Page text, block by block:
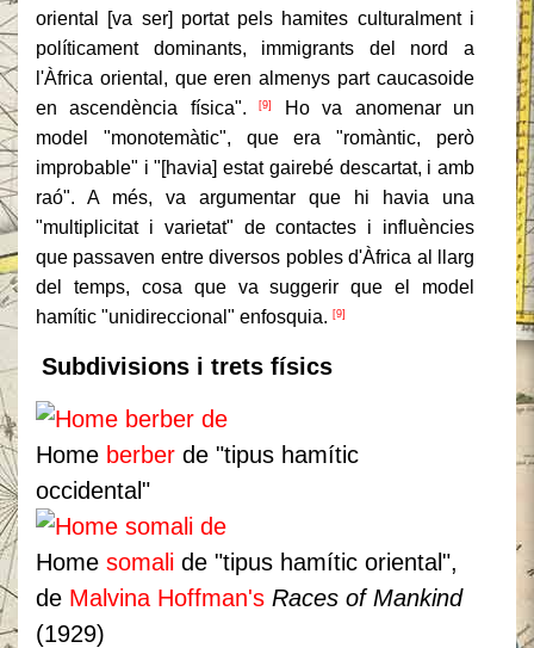
oriental [va ser] portat pels hamites culturalment i
políticament dominants, immigrants del nord a
l'Àfrica oriental, que eren almenys part caucasoide
en ascendència física".[9]
Ho va anomenar un
model "monotemàtic", que era "romàntic, però
improbable" i "[havia] estat gairebé descartat, i amb
raó". A més, va argumentar que hi havia una
"multiplicitat i varietat" de contactes i influències
que passaven entre diversos pobles d'Àfrica al llarg
del temps, cosa que va suggerir que el model
hamític "unidireccional" enfosquia. [9]
Subdivisions i trets físics
Home berber de "tipus hamític
occidental"
Home somali de "tipus hamític oriental",
de Malvina Hoffman's Races of Mankind
(1929)